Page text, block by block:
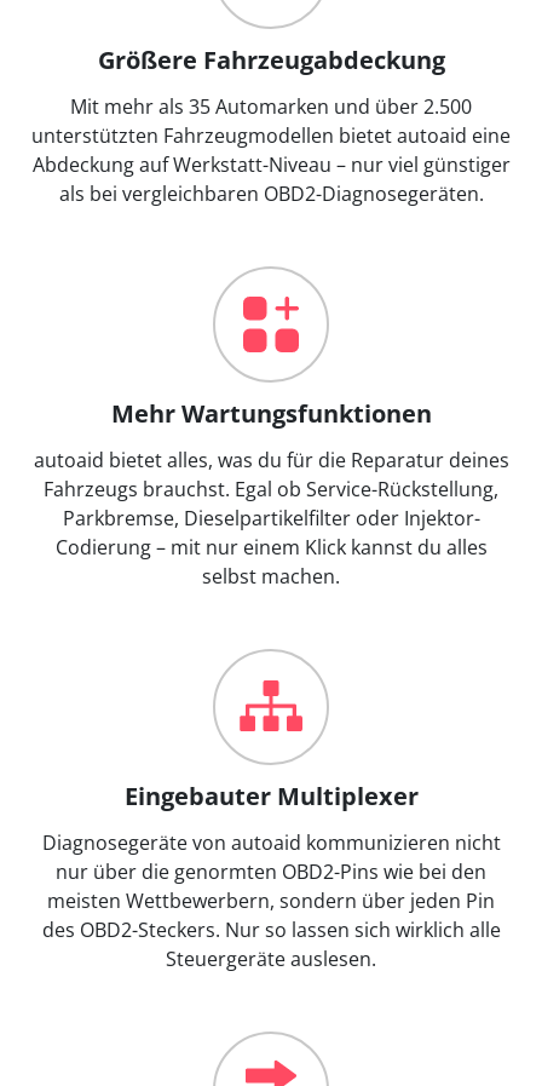
Größere Fahrzeugabdeckung
Mit mehr als 35 Automarken und über 2.500
unterstützten Fahrzeugmodellen bietet autoaid eine
Abdeckung auf Werkstatt-Niveau – nur viel günstiger
als bei vergleichbaren OBD2-Diagnosegeräten.
Mehr Wartungsfunktionen
autoaid bietet alles, was du für die Reparatur deines
Fahrzeugs brauchst. Egal ob Service-Rückstellung,
Parkbremse, Dieselpartikelfilter oder Injektor-
Codierung – mit nur einem Klick kannst du alles
selbst machen.
Eingebauter Multiplexer
Diagnosegeräte von autoaid kommunizieren nicht
nur über die genormten OBD2-Pins wie bei den
meisten Wettbewerbern, sondern über jeden Pin
des OBD2-Steckers. Nur so lassen sich wirklich alle
Steuergeräte auslesen.